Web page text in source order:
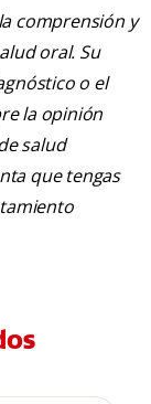
comprensión y
oral. Su
o el
la opinión
salud
que tengas